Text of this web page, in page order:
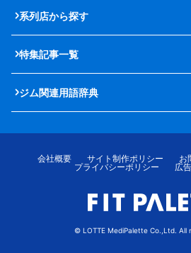
系列店から探す
特集記事一覧
ジム関連用語辞典
会社概要 サイト制作ポリシー お
プライバシーポリシー
広
© LOTTE MediPalette Co.,Ltd. All